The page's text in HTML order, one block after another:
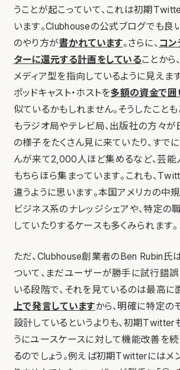
うことが起こっていて、これは初期
います。Clubhouseの公式ブログでも良
のやり方が書かれています。さらに、 コン
ターに還元する計画をしていることから
メディア型を指向しているように見えま
ポッドキャスト・ホストを多額の資金で囲
似ているかもしれません。そうしたこと
もラジオ局やテレビ局、出版社の方々
の様子をたくさん見に来ていたり、すで
んが来て2,000人ほど集めるなど、芸能
もちらほら集まっています。これも、
違うように思います。本国アメリカの中
ビジネス系のナレッジシェアや、特定の
していたりするケースも多くみられます。
ただ、Clubhouse創業者のBen Rubin氏
ついて、まだユーザーが勝手に試行錯
いる段階で、それを見ているのは最高に
上で発言していますから、明確に特定の
設計しているというよりも、初期Twitter
うにユースケースに対して機能改善を続
るのでしょう。例えば初期Twitterにはメ